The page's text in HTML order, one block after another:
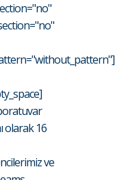
olarak 16
ve